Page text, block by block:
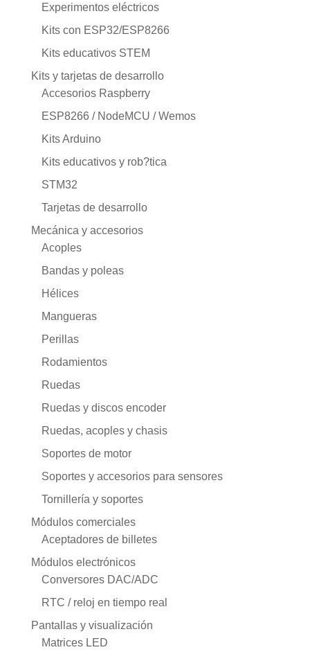
Experimentos eléctricos
Kits con ESP32/ESP8266
Kits educativos STEM
Kits y tarjetas de desarrollo
Accesorios Raspberry
ESP8266 / NodeMCU / Wemos
Kits Arduino
Kits educativos y rob?tica
STM32
Tarjetas de desarrollo
Mecánica y accesorios
Acoples
Bandas y poleas
Hélices
Mangueras
Perillas
Rodamientos
Ruedas
Ruedas y discos encoder
Ruedas, acoples y chasis
Soportes de motor
Soportes y accesorios para sensores
Tornillería y soportes
Módulos comerciales
Aceptadores de billetes
Módulos electrónicos
Conversores DAC/ADC
RTC / reloj en tiempo real
Pantallas y visualización
Matrices LED